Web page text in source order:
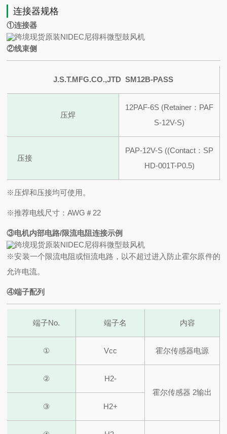
连接器规格
①连接器
②线束侧
J.S.T.MFG.CO.,JTD SM12B-PASS
压焊
12PAF-6S (Retainer：PAF
S-12V-S)
压接
PAP-12V-S ((Contact：SP
HD-001T-P0.5)
※压焊和压接均可使用。
※推荐电线尺寸：AWG＃22
③电机内部电路/限流电阻连接示例
※安装一个限流电阻或恒流电路，以不超过进入防止霍尔原件的
允许电流。
④端子配列
端子No. 端子名 内容
① Vcc 霍尔传感器电源
②
H2-
霍尔传感器 2输出
③
H2+